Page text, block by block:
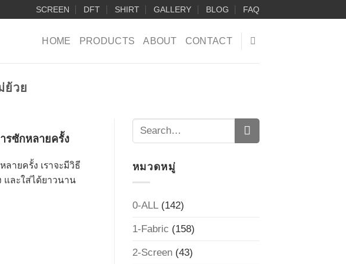
SCREEN DFT SHIRT GALLERY BLOG FAQ
HOME PRODUCTS ABOUT CONTACT
ย้วย
รซักหลายครั้ง
ลายครั้ง เราจะมีวิธี
และใส่ได้ยาวนาน
หมวดหมู่
0-ALL(142)
1-Fabric (158)
2-Screen(43)